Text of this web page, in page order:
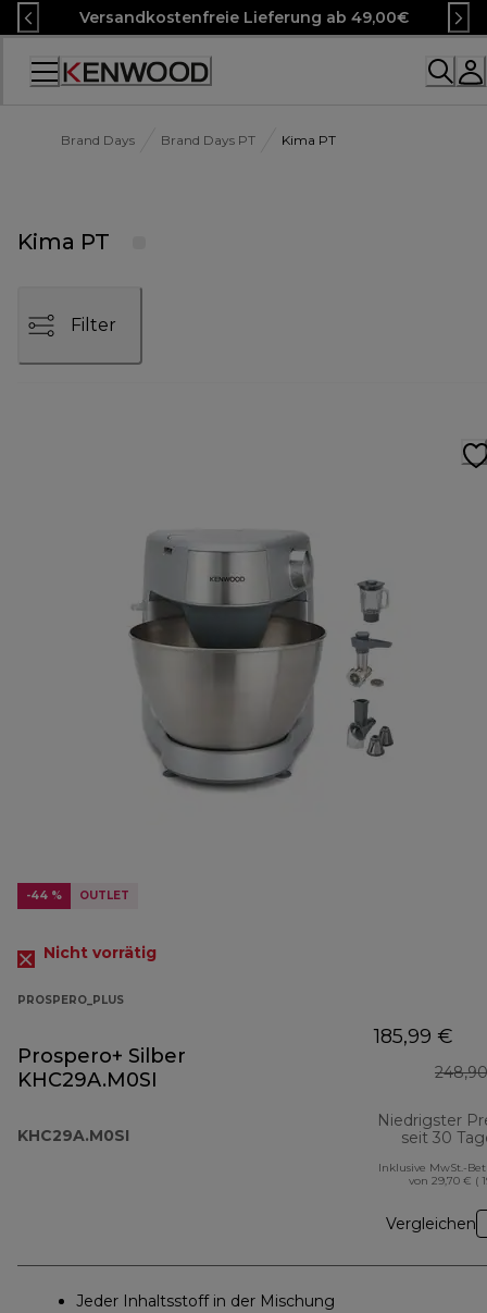
Skip
to
Content
Versandkostenfreie Lieferung ab 49,00€
Accessibility
Brand Days Brand Days PT Kima PT
Kima PT
Filter
-44 % OUTLET
Nicht vorrätig
PROSPERO_PLUS
Prospero+ Silber
KHC29A.M0SI
KHC29A.M0SI
185,99 €
Niedrigster
seit 30
Inklusive MwSt.-
von 29,70 € (
Vergleichen
Jeder Inhaltsstoff in der Mischung